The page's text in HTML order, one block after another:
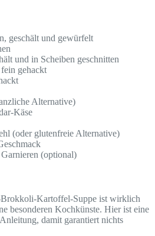
geschält und gewürfelt
und in Scheiben geschnitten
gehackt
Alternative)
Käse
(oder glutenfreie Alternative)
(optional)
Kartoffel-Suppe ist wirklich
besonderen Kochkünste. Hier ist eine
damit garantiert nichts